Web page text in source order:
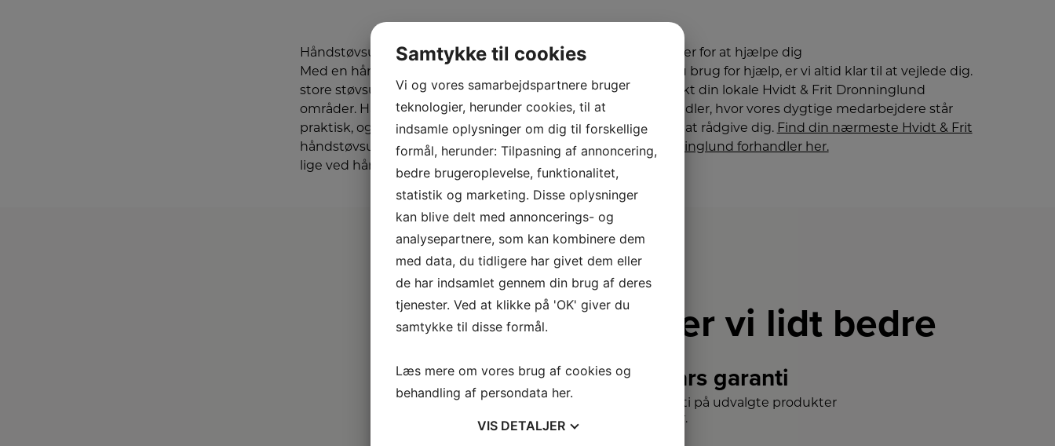
Håndstøvsugere
Med en håndstøvsuger slipper du for at hive den
store støvsuger frem, når du skal rengøre mindre
områder. Håndstøvsugeren er let, fleksibel og
praktisk, og her på siden finder du et udvalg af
håndstøvsugere, så du altid har en rengøringsven
lige ved hånden.
Vi er her for at hjælpe dig
Har du brug for hjælp, er vi altid klar til at vejlede dig.
Kontakt din lokale Hvidt & Frit Dronninglund
forhandler, hvor vores dygtige medarbejdere står
klar til at rådgive dig. Find din nærmeste Hvidt & Frit
Dronninglund forhandler her.
Derfor er vi lidt bedre
2+2 års garanti
Vi har udvidet garanti på udvalgte produkter
– så du er sikret i 4 år.
Samtykke til cookies
Vi og vores samarbejdspartnere bruger
teknologier, herunder cookies, til at
indsamle oplysninger om dig til forskellige
formål, herunder: Tilpasning af annoncering,
bedre brugeroplevelse, funktionalitet,
statistik og marketing. Disse oplysninger
kan blive delt med annoncerings- og
analysepartnere, som kan kombinere dem
med data, du tidligere har givet dem eller
de har indsamlet gennem din brug af deres
tjenester. Ved at klikke på 'OK' giver du
samtykke til disse formål.
Læs mere om vores brug af cookies og
behandling af persondata her.
VIS DETALJER